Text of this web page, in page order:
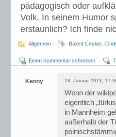
pädagogisch oder
Volk. In seinem Humor
erstaunlich? Ich finde
Allgemein Bülent Ceylan
Einen Kommentar schreiben
Kenny 18. Januar 2013,
Wenn der
eigentlich
in Mannheim
außerhalb der